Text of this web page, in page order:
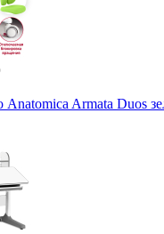
Anatomica Armata Duos